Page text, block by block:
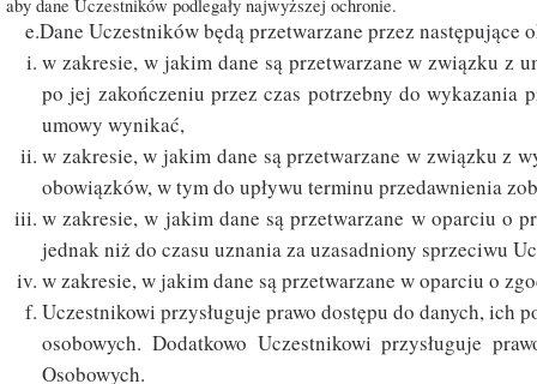
aby dane Uczestników podlegały najwyższej ochronie.
e.Dane Uczestników będą przetwarzane przez następujące
w zakresie, w jakim dane są przetwarzane w związku z
po jej zakończeniu przez czas potrzebny do wykazania
umowy wynikać,
w zakresie, w jakim dane są przetwarzane w związku z
obowiązków, w tym do upływu terminu przedawnienia
w zakresie, w jakim dane są przetwarzane w oparciu o
jednak niż do czasu uznania za uzasadniony sprzeciwu
w zakresie, w jakim dane są przetwarzane w oparciu o
Uczestnikowi przysługuje prawo dostępu do danych, ich
osobowych. Dodatkowo Uczestnikowi przysługuje
Osobowych.